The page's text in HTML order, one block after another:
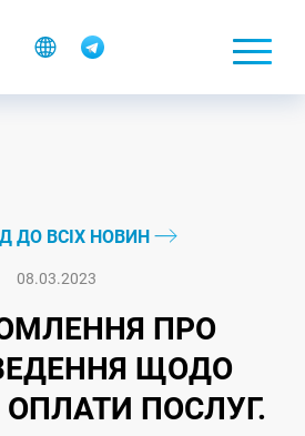
ДО ВСІХ НОВИН
08.03.2023
ПРО
ЩОДО
ОПЛАТИ ПОСЛУГ.